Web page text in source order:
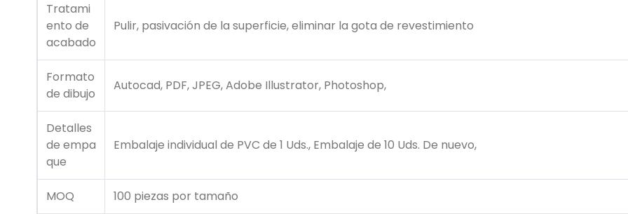
Tratami
ento de
acabado
Pulir, pasivación de la superficie, eliminar la gota de revestimiento
Formato
de dibujo
Autocad, PDF, JPEG, Adobe Illustrator, Photoshop,
Detalles
de empa
que
Embalaje individual de PVC de 1 Uds., Embalaje de 10 Uds. De nuevo,
MOQ 100 piezas por tamaño